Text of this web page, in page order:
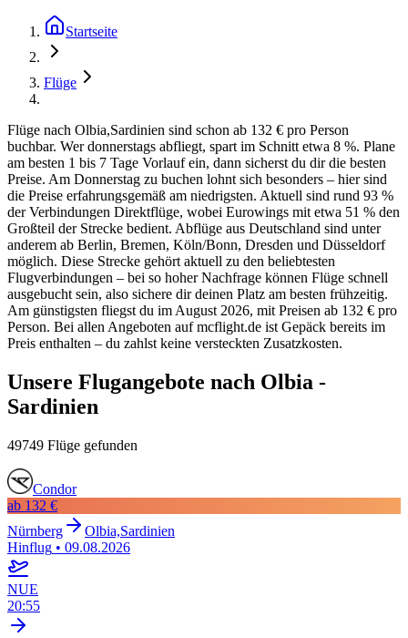
Startseite
Flüge
Flüge nach Olbia,Sardinien sind schon ab 132 € pro Person
buchbar. Wer donnerstags abfliegt, spart im Schnitt etwa 8 %. Plane
am besten 1 bis 7 Tage Vorlauf ein, dann sicherst du dir die besten
Preise. Am Donnerstag zu buchen lohnt sich besonders – hier sind
die Preise erfahrungsgemäß am niedrigsten. Aktuell sind rund 93 %
der Verbindungen Direktflüge, wobei Eurowings mit etwa 51 % den
Großteil der Strecke bedient. Abflüge aus Deutschland sind unter
anderem ab Berlin, Bremen, Köln/Bonn, Dresden und Düsseldorf
möglich. Diese Strecke gehört aktuell zu den beliebtesten
Flugverbindungen – bei so hoher Nachfrage können Flüge schnell
ausgebucht sein, also sichere dir deinen Platz am besten frühzeitig.
Am günstigsten fliegst du im August 2026, mit Preisen ab 132 € pro
Person. Bei allen Angeboten auf mcflight.de ist Gepäck bereits im
Preis enthalten – du zahlst keine versteckten Zusatzkosten.
Unsere Flugangebote nach Olbia -
Sardinien
49749 Flüge gefunden
Condor
ab 132 €
Nürnberg
Olbia,Sardinien
Hinflug • 09.08.2026
NUE
20:55